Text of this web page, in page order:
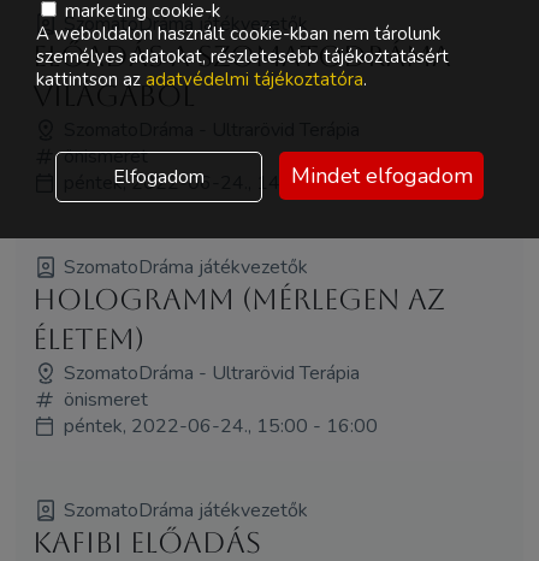
SzomatoDráma játékvezetők
Előadás a SzomatoDráma
világából
önismeret
péntek, 2022-06-24., 14:00 - 15:00
SzomatoDráma játékvezetők
HologramM (mérlegen az
életem)
SzomatoDráma - Ultrarövid Terápia
önismeret
péntek, 2022-06-24., 15:00 - 16:00
SzomatoDráma játékvezetők
KaFiBi előadás
marketing cookie-k
A weboldalon használt cookie-kban nem tárolunk
személyes adatokat, részletesebb tájékoztatásért
kattintson az adatvédelmi tájékoztatóra.
Elfogadom Mindet elfogadom